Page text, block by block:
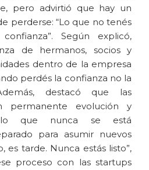
pero advirtió que hay un
perderse: “Lo que no tenés
Según explicó,
de hermanos, socios y
dentro de la empresa
perdés la confianza no la
destacó que las
permanente evolución y
lo que nunca se está
para asumir nuevos
es tarde. Nunca estás listo”,
proceso con las startups